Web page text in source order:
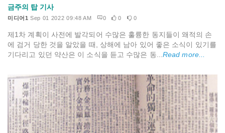
금주의 탑 기사
미디어1 Sep 01 2022 09:48 AM 0 0 0
제1차 계획이 사전에 발각되어 수많은 훌륭한 동지들이 왜적의 손
에 검거 당한 것을 알았을 때, 상해에 남아 있어 좋은 소식이 있기를
기다리고 있던 약산은 이 소식을 듣고 수많은 동... Read more...